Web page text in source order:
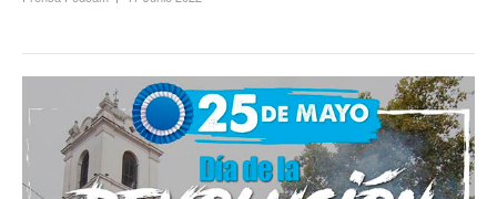
Contacto sindicatos